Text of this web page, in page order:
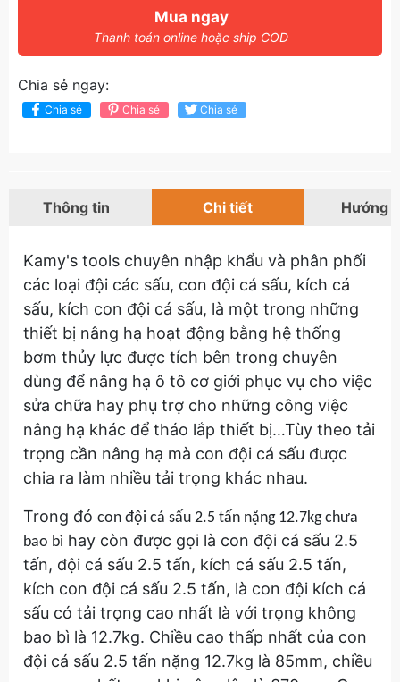
Mua ngay
Thanh toán online hoặc ship COD
Chia sẻ ngay:
Chia sẻ Chia sẻ Chia sẻ
Thông tin Chi tiết Hướng
Kamy's tools chuyên nhập khẩu và phân phối
các loại đội các sấu, con đội cá sấu, kích cá
sấu, kích con đội cá sấu, là một trong những
thiết bị nâng hạ hoạt động bằng hệ thống
bơm thủy lực được tích bên trong chuyên
dùng để nâng hạ ô tô cơ giới phục vụ cho việc
sửa chữa hay phụ trợ cho những công việc
nâng hạ khác để tháo lắp thiết bị…Tùy theo tải
trọng cần nâng hạ mà con đội cá sấu được
chia ra làm nhiều tải trọng khác nhau.
Trong đó con đội cá sấu 2.5 tấn nặng 12.7kg chưa
bao bì hay còn được gọi là con đội cá sấu 2.5
tấn, đội cá sấu 2.5 tấn, kích cá sấu 2.5 tấn,
kích con đội cá sấu 2.5 tấn, là con đội kích cá
sấu có tải trọng cao nhất là với trọng không
bao bì là 12.7kg. Chiều cao thấp nhất của con
đội cá sấu 2.5 tấn nặng 12.7kg là 85mm, chiều